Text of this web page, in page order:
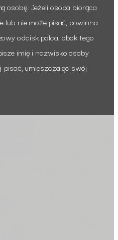
osobę. Jeżeli osoba biorąca
lub nie może pisać, powinna
odcisk palca; obok tego
imię i nazwisko osoby
pisać, umieszczając swój